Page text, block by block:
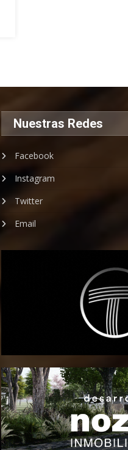
Nuestras Redes
Facebook
Instagram
Twitter
Email